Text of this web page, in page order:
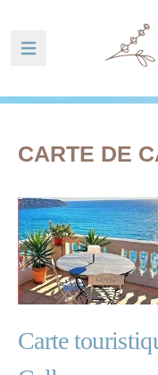
Ouvrir la barre de
CARTE DE
Carte